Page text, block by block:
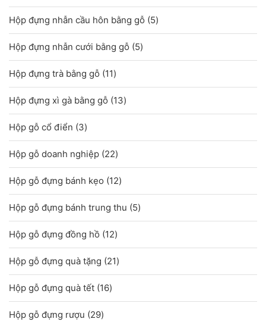
sản
phẩm
Hộp đựng nhẫn cầu hôn bằng gỗ 55
sản
Hộp đựng nhẫn cưới bằng gỗ 55
sản
Hộp đựng trà bằng gỗ 1111
sản
phẩm
Hộp đựng xì gà bằng gỗ 1313
sản
Hộp gỗ cổ điển 33
sản
phẩm
Hộp gỗ doanh nghiệp 2222
sản
phẩm
Hộp gỗ đựng bánh kẹo 1212
sản
phẩm
Hộp gỗ đựng bánh trung thu 55
sản
Hộp gỗ đựng đồng hồ 1212
sản
phẩm
Hộp gỗ đựng quà tặng 2121
sản
Hộp gỗ đựng quà tết 1616
sản
Hộp gỗ đựng rượu 2929